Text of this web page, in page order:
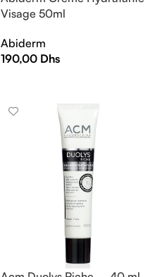
Visage 50ml
Abiderm
190,00 Dhs